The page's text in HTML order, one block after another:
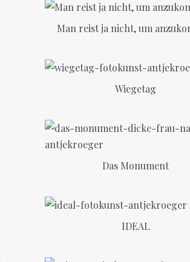
Man reist ja nicht, um
Wiegetag
Das Monument
IDEAL